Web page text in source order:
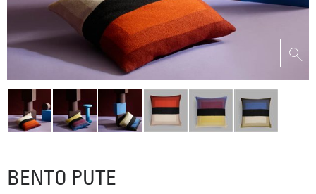
BENTO PUTE